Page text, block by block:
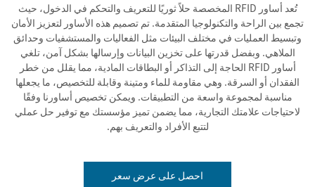
تُعد أساور RFID المخصصة حلاً ثوريًا للتعريف والتحكم في الدخول، حيث
تجمع بين الراحة والتكنولوجيا المتقدمة. تم تصميم هذه الأساور لتعزيز الأمان
وتبسيط العمليات في مختلف البيئات مثل الفعاليات والمستشفيات وحدائق
الملاهي. وبفضل قدرتها على تخزين البيانات وإرسالها بشكل آمن، تلغي
أساور RFID الحاجة إلى التذاكر أو البطاقات المادية، مما يقلل من خطر
الفقدان أو السرقة. وهي مقاومة للماء ومتينة وقابلة للتخصيص، ما يجعلها
مناسبة لمجموعة واسعة من التطبيقات. ويمكن تخصيص أساورنا وفقًا
لاحتياجات علامتك التجارية، مما يضمن تميز مؤسستك مع توفير حل عملي
لتتبع الأفراد والتعريف بهم.
احصل على عرض سعر